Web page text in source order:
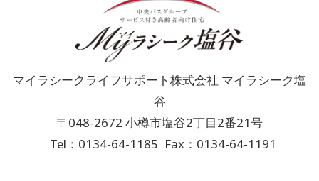
マイラシークライフサポート株式会社 マイラシーク塩
谷
〒048-2672 小樽市塩谷2丁目2番21号
Tel：0134-64-1185 Fax：0134-64-1191